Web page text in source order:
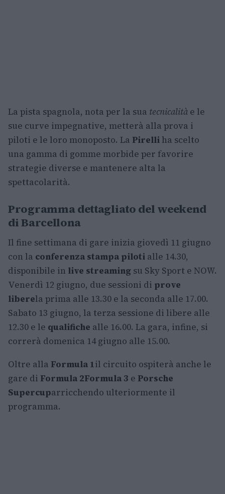
La pista spagnola, nota per la sua tecnicalità e le
sue curve impegnative, metterà alla prova i
piloti e le loro monoposto. La Pirelli ha scelto
una gamma di gomme morbide per favorire
strategie diverse e mantenere alta la
spettacolarità.
Programma dettagliato del weekend
di Barcellona
Il fine settimana di gare inizia giovedì 11 giugno
con la conferenza stampa piloti alle 14.30,
disponibile in live streaming su Sky Sport e NOW.
Venerdì 12 giugno, due sessioni di prove
liberela prima alle 13.30 e la seconda alle 17.00.
Sabato 13 giugno, la terza sessione di libere alle
12.30 e le qualifiche alle 16.00. La gara, infine, si
correrà domenica 14 giugno alle 15.00.
Oltre alla Formula 1il circuito ospiterà anche le
gare di Formula 2Formula 3 e Porsche
Supercuparricchendo ulteriormente il
programma.